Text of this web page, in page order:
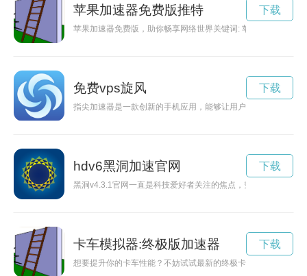
苹果加速器免费版推特
苹果加速器免费版，助你畅享网络世界关键词: 苹果加速器，免
下载
免费vps旋风
指尖加速器是一款创新的手机应用，能够让用户利用指尖的力
下载
hdv6黑洞加速官网
黑洞v4.3.1官网一直是科技爱好者关注的焦点，究竟它有什么特
下载
卡车模拟器:终极版加速器
想要提升你的卡车性能？不妨试试最新的终极卡车加速器下载
下载